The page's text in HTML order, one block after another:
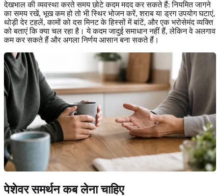
देखभाल की व्यवस्था करते समय छोटे कदम मदद कर सकते हैं: नियमित जागने
का समय रखें, भूख कम हो तो भी स्थिर भोजन करें, शराब या ड्रग उपयोग घटाएं,
थोड़ी देर टहलें, कामों को दस मिनट के हिस्सों में बांटें, और एक भरोसेमंद व्यक्ति
को बताएं कि क्या चल रहा है। ये कदम जादुई समाधान नहीं हैं, लेकिन वे अलगाव
कम कर सकते हैं और अगला निर्णय आसान बना सकते हैं।
पेशेवर समर्थन कब लेना चाहिए